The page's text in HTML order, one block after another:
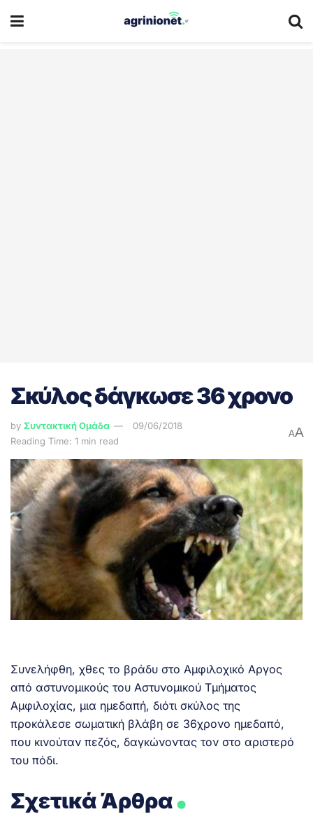
Σκύλος δάγκωσε 36 χρονο
by Συντακτική Ομάδα
09/06/2018
Reading Time: 1 min read
AA
Συνελήφθη, χθες το βράδυ στο Αμφιλοχικό Αργος
από αστυνομικούς του Αστυνομικού Τμήματος
Αμφιλοχίας, μια ημεδαπή, διότι σκύλος της
προκάλεσε σωματική βλάβη σε 36χρονο ημεδαπό,
που κινούταν πεζός, δαγκώνοντας τον στο αριστερό
του πόδι.
Σχετικά Άρθρα.